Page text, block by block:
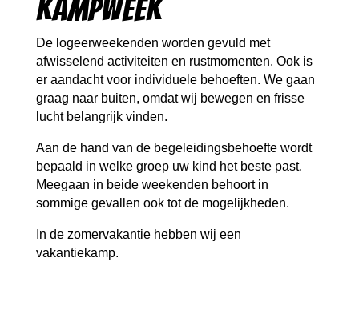
kampweek
De logeerweekenden worden gevuld met
afwisselend activiteiten en rustmomenten. Ook is
er aandacht voor individuele behoeften. We gaan
graag naar buiten, omdat wij bewegen en frisse
lucht belangrijk vinden.
Aan de hand van de begeleidingsbehoefte wordt
bepaald in welke groep uw kind het beste past.
Meegaan in beide weekenden behoort in
sommige gevallen ook tot de mogelijkheden.
In de zomervakantie hebben wij een
vakantiekamp.